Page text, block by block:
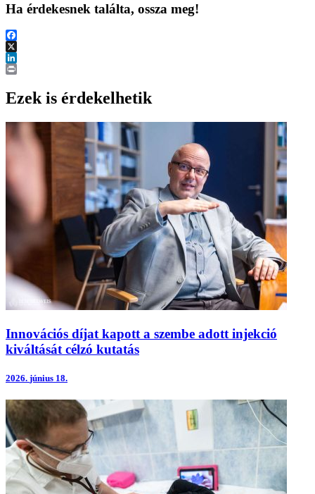
Ha érdekesnek találta, ossza meg!
Facebook
X
LinkedIn
Ezek is érdekelhetik
Innovációs díjat kapott a szembe adott injekció
kiváltását célzó kutatás
2026. június 18.